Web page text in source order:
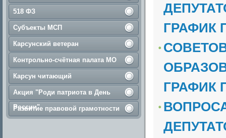
518 ФЗ
Субъекты МСП
Карсунский ветеран
Контрольно-счётная палата МО
Карсун читающий
Акция "Роди патриота в День
России"
Развитие правовой грамотности
ГРАФИК
ГРАФИК